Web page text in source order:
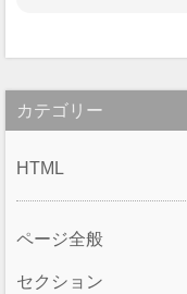
カテゴリー
HTML
ページ全般
セクション